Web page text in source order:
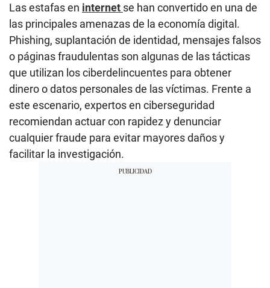
Las estafas en internet se han convertido en una de
las principales amenazas de la economía digital.
Phishing, suplantación de identidad, mensajes falsos
o páginas fraudulentas son algunas de las tácticas
que utilizan los ciberdelincuentes para obtener
dinero o datos personales de las víctimas. Frente a
este escenario, expertos en ciberseguridad
recomiendan actuar con rapidez y denunciar
cualquier fraude para evitar mayores daños y
facilitar la investigación.